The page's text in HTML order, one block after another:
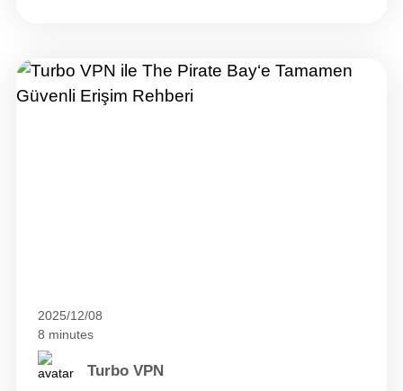
gizliliğinizi artırsa da ek güvenlik kontrollerini
tetikleyebilir veya güvendiğiniz hesaplara
erişiminizi kesintiye&hellip; Continue reading
2025/12/08
8 minutes
Turbo VPN